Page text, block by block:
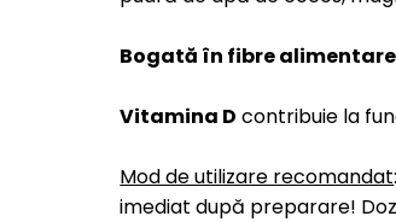
Bogată în fibre alimentare
Vitamina D contribuie la
Mod de utilizare recomandat
imediat după preparare!